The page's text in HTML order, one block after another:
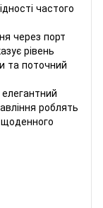
частого
через порт
рівень
та поточний
роблять